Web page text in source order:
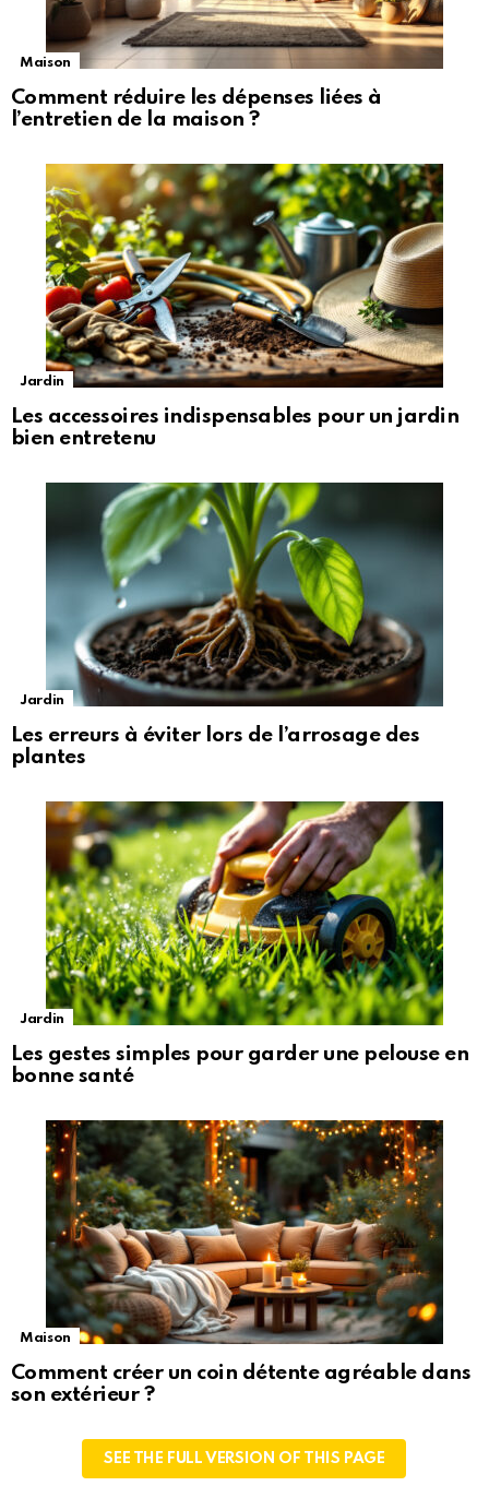
Maison
Comment réduire les dépenses liées à
l’entretien de la maison ?
Jardin
Les accessoires indispensables pour un jardin
bien entretenu
Jardin
Les erreurs à éviter lors de l’arrosage des
plantes
Jardin
Les gestes simples pour garder une pelouse en
bonne santé
Maison
Comment créer un coin détente agréable dans
son extérieur ?
SEE THE FULL VERSION OF THIS PAGE